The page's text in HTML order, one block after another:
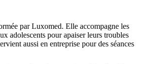
par Luxomed. Elle accompagne les
adolescents pour apaiser leurs troubles
aussi en entreprise pour des séances